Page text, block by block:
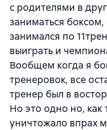
с родителями в
заниматься
занимался по
выиграть и
Вообщем когда я
тренеровок, все
тренер был в
Но это одно но, как
уничтожало впрах